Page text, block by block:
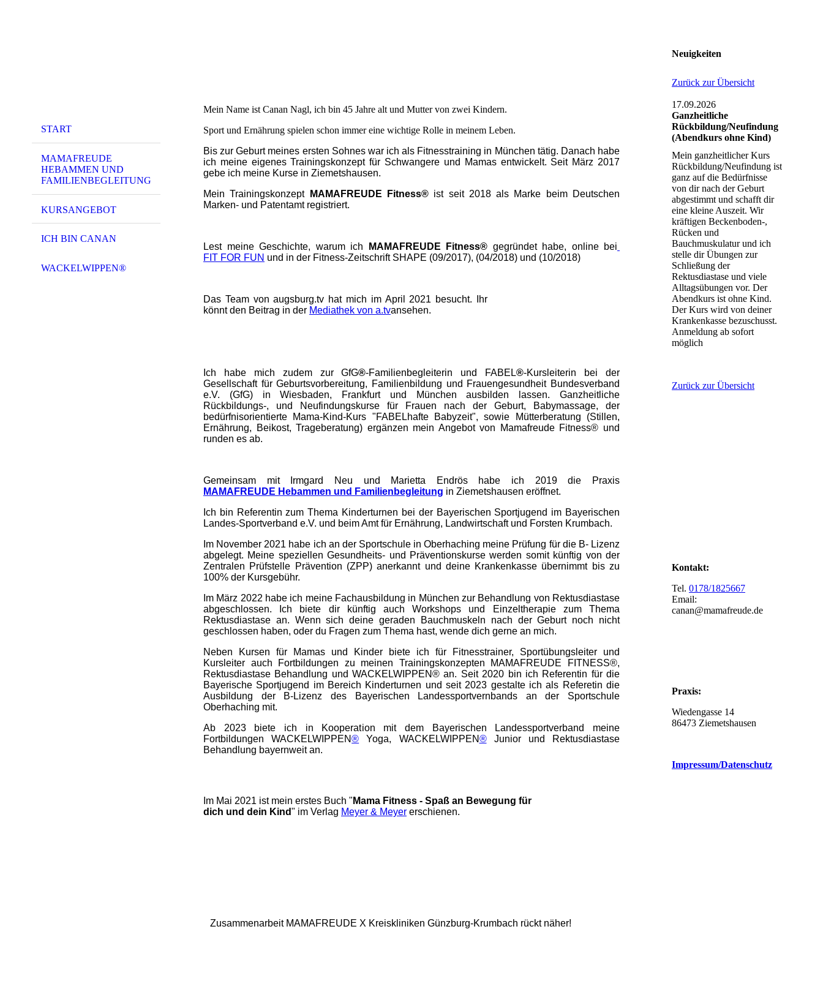
START
MAMAFREUDE
HEBAMMEN UND
FAMILIENBEGLEITUNG
KURSANGEBOT
ICH BIN CANAN
WACKELWIPPEN®
Mein Name ist Canan Nagl, ich bin 45 Jahre alt und Mutter von zwei Kindern.
Sport und Ernährung spielen schon immer eine wichtige Rolle in meinem Leben.
Bis zur Geburt meines ersten Sohnes war ich als Fitnesstraining in München tätig. Danach habe
ich meine eigenes Trainingskonzept für Schwangere und Mamas entwickelt. Seit März 2017
gebe ich meine Kurse in Ziemetshausen.
Mein Trainingskonzept
MAMAFREUDE Fitness®ist seit 2018 als Marke beim Deutschen
Marken- und Patentamt registriert.
Lest meine Geschichte, warum ich MAMAFREUDE Fitness® gegründet habe, online bei
FIT FOR FUN und in der Fitness-Zeitschrift SHAPE (09/2017), (04/2018) und (10/2018)
Das Team von augsburg.tv hat mich im April 2021 besucht. Ihr
könnt den Beitrag in der Mediathek von a.tvansehen.
Ich habe mich zudem zur GfG®-Familienbegleiterin und FABEL®-Kursleiterin bei der
Gesellschaft für Geburtsvorbereitung, Familienbildung und Frauengesundheit Bundesverband
e.V. (GfG) in Wiesbaden, Frankfurt und München ausbilden lassen. Ganzheitliche
Rückbildungs-, und Neufindungskurse für Frauen nach der Geburt, Babymassage, der
bedürfnisorientierte Mama-Kind-Kurs "FABELhafte Babyzeit", sowie Mütterberatung (Stillen,
Ernährung, Beikost, Trageberatung) ergänzen mein Angebot von Mamafreude Fitness® und
runden es ab.
Gemeinsam mit Irmgard Neu und Marietta Endrös habe ich 2019 die Praxis
MAMAFREUDE Hebammen und Familienbegleitung in Ziemetshausen eröffnet.
Ich bin Referentin zum Thema Kinderturnen bei der Bayerischen Sportjugend im Bayerischen
Landes-Sportverband e.V. und beim Amt für Ernährung, Landwirtschaft und Forsten Krumbach.
Im November 2021 habe ich an der Sportschule in Oberhaching meine Prüfung für die B- Lizenz
abgelegt. Meine speziellen Gesundheits- und Präventionskurse werden somit künftig von der
Zentralen Prüfstelle Prävention (ZPP) anerkannt und deine Krankenkasse übernimmt bis zu
100% der Kursgebühr.
Im März 2022 habe ich meine Fachausbildung in München zur Behandlung von Rektusdiastase
abgeschlossen. Ich biete dir künftig auch Workshops und Einzeltherapie zum Thema
Rektusdiastase an. Wenn sich deine geraden Bauchmuskeln nach der Geburt noch nicht
geschlossen haben, oder du Fragen zum Thema hast, wende dich gerne an mich.
Neben Kursen für Mamas und Kinder biete ich für Fitnesstrainer, Sportübungsleiter und
Kursleiter auch Fortbildungen zu meinen Trainingskonzepten MAMAFREUDE FITNESS®,
Rektusdiastase Behandlung und WACKELWIPPEN® an. Seit 2020 bin ich Referentin für die
Bayerische Sportjugend im Bereich Kinderturnen und seit 2023 gestalte ich als Referetin die
Ausbildung der B-Lizenz des Bayerischen Landessportvernbands an der Sportschule
Oberhaching mit.
Ab 2023 biete ich in Kooperation mit dem Bayerischen Landessportverband meine
Fortbildungen WACKELWIPPEN® Yoga, WACKELWIPPEN®Junior und Rektusdiastase
Behandlung bayernweit an.
Im Mai 2021 ist mein erstes Buch " Mama Fitness - Spaß an Bewegung für
dich und dein Kind" im Verlag Meyer & Meyer erschienen.
Zusammenarbeit MAMAFREUDE X Kreiskliniken Günzburg-Krumbach rückt näher!
Neuigkeiten
Zurück zur Übersicht
17.09.2026
Ganzheitliche
Rückbildung/Neufindung
(Abendkurs ohne Kind)
Mein ganzheitlicher Kurs
Rückbildung/Neufindung ist
ganz auf die Bedürfnisse
von dir nach der Geburt
abgestimmt und schafft dir
eine kleine Auszeit. Wir
kräftigen Beckenboden-,
Rücken und
Bauchmuskulatur und ich
stelle dir Übungen zur
Schließung der
Rektusdiastase und viele
Alltagsübungen vor. Der
Abendkurs ist ohne Kind.
Der Kurs wird von deiner
Krankenkasse bezuschusst.
Anmeldung ab sofort
möglich
Zurück zur Übersicht
Kontakt:
Tel. 0178/1825667
Email:
canan@mamafreude.de
Praxis:
Wiedengasse 14
86473 Ziemetshausen
Impressum/Datenschutz